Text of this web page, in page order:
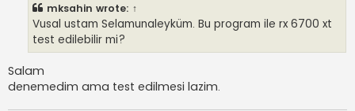
mksahin wrote: ↑
Vusal ustam Selamunaleyküm. Bu program ile rx 6700 xt
test edilebilir mi?
Salam
denemedim ama test edilmesi lazim.